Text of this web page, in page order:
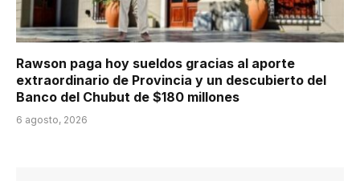
Rawson paga hoy sueldos gracias al aporte
extraordinario de Provincia y un descubierto del
Banco del Chubut de $180 millones
6 agosto, 2026